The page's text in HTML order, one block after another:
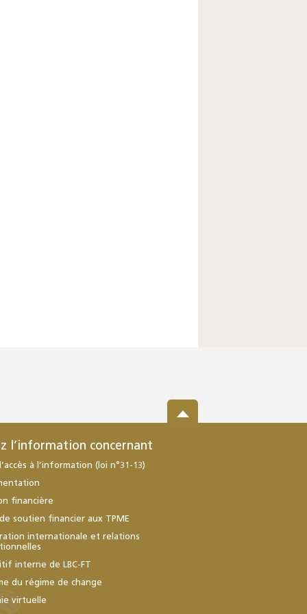
l’information concernant
à l’information (loi n°31-13)
financière
soutien financier aux TPME
internationale et relations
interne de LBC-FT
du régime de change
virtuelle